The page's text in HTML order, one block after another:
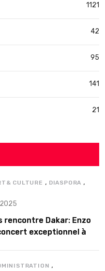
1121
42
95
141
21
CULTURE , DIASPORA ,
rencontre Dakar: Enzo
exceptionnel à
,